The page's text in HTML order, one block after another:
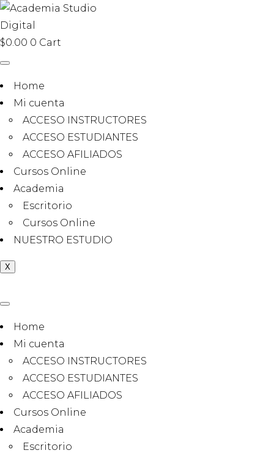
$0.00 0 Cart
Home
Mi cuenta
ACCESO INSTRUCTORES
ACCESO ESTUDIANTES
ACCESO AFILIADOS
Cursos Online
Academia
Escritorio
Cursos Online
NUESTRO ESTUDIO
X
Home
Mi cuenta
ACCESO INSTRUCTORES
ACCESO ESTUDIANTES
ACCESO AFILIADOS
Cursos Online
Academia
Escritorio